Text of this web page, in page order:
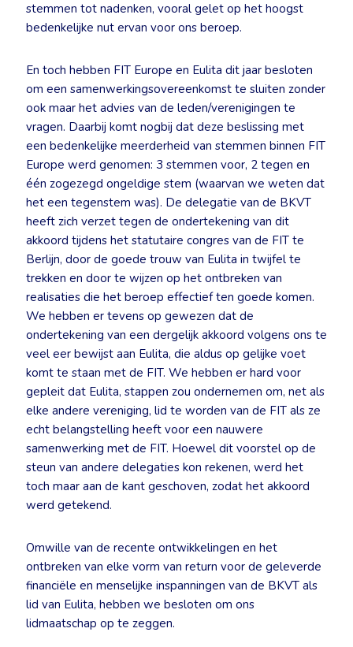
stemmen tot nadenken, vooral gelet op het hoogst
bedenkelijke nut ervan voor ons beroep.
En toch hebben FIT Europe en Eulita dit jaar besloten
om een samenwerkingsovereenkomst te sluiten zonder
ook maar het advies van de leden/verenigingen te
vragen. Daarbij komt nogbij dat deze beslissing met
een bedenkelijke meerderheid van stemmen binnen FIT
Europe werd genomen: 3 stemmen voor, 2 tegen en
één zogezegd ongeldige stem (waarvan we weten dat
het een tegenstem was). De delegatie van de BKVT
heeft zich verzet tegen de ondertekening van dit
akkoord tijdens het statutaire congres van de FIT te
Berlijn, door de goede trouw van Eulita in twijfel te
trekken en door te wijzen op het ontbreken van
realisaties die het beroep effectief ten goede komen.
We hebben er tevens op gewezen dat de
ondertekening van een dergelijk akkoord volgens ons te
veel eer bewijst aan Eulita, die aldus op gelijke voet
komt te staan met de FIT. We hebben er hard voor
gepleit dat Eulita, stappen zou ondernemen om, net als
elke andere vereniging, lid te worden van de FIT als ze
echt belangstelling heeft voor een nauwere
samenwerking met de FIT. Hoewel dit voorstel op de
steun van andere delegaties kon rekenen, werd het
toch maar aan de kant geschoven, zodat het akkoord
werd getekend.
Omwille van de recente ontwikkelingen en het
ontbreken van elke vorm van return voor de geleverde
financiële en menselijke inspanningen van de BKVT als
lid van Eulita, hebben we besloten om ons
lidmaatschap op te zeggen.